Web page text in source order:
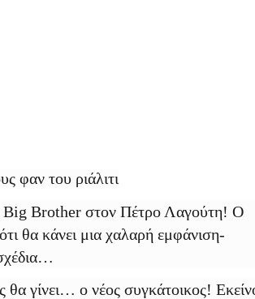
φαν του ριάλιτι
Big Brother στον Πέτρο Λαγούτη! Ο
θα κάνει μια χαλαρή εμφάνιση-
γίνει… ο νέος συγκάτοικος!